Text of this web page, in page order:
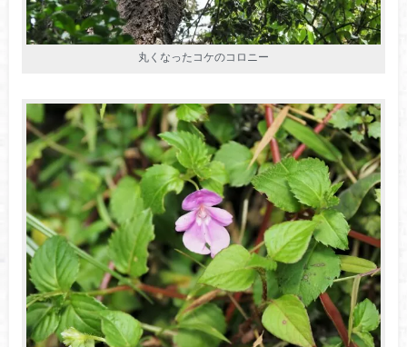
丸くなったコケのコロニー